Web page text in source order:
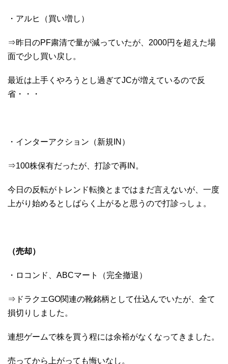
・アルヒ（買い増し）
⇒昨日のPF粛清で量が減っていたが、2000円を超えた場
面で少し買い戻し。
最近は上手くやろうとし過ぎてJCが増えているので反
省・・・
・インターアクション（新規IN）
⇒100株保有だったが、打診で再IN。
今日の反転がトレンド転換とまではまだ言えないが、一度
上がり始めるとしばらく上がると思うので打診っしょ。
（売却）
・ロコンド、ABCマート（完全撤退）
⇒ドラクエGO関連の靴銘柄として仕込んでいたが、全て
損切りしました。
連想ゲームで株を買う程には余裕がなくなってきました。
売ってから上がっても悔いなし。